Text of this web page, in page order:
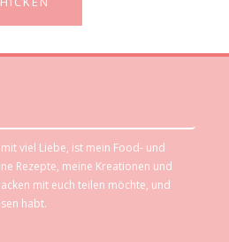
viel Liebe, ist mein Food- und
Rezepte, meine Kreationen und
mit euch teilen möchte, und
habt.